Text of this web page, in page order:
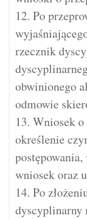
12. Po
rzecznik
obwinionego
odmowie
13. Wniosek o
określenie
wniosek oraz
14. Po
dyscyplinarny